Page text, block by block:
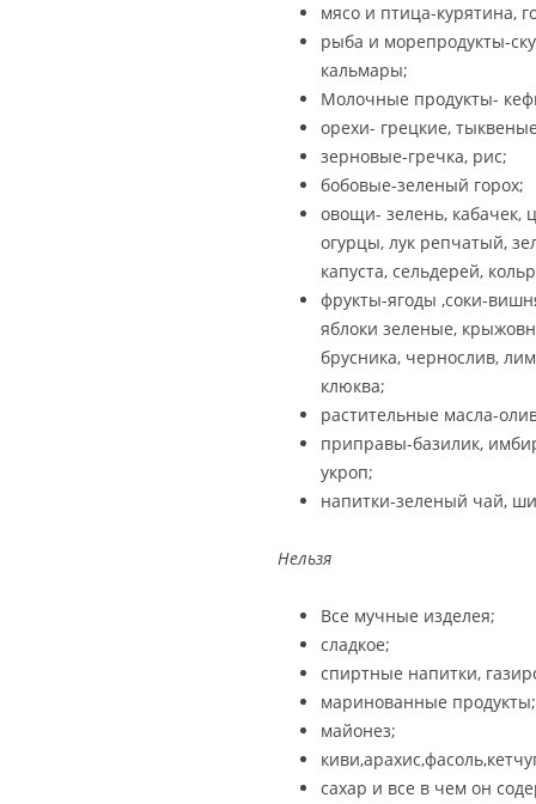
мясо и птица-курятина,
рыба и морепродукты-
кальмары;
Молочные продукты-
орехи- грецкие,
зерновые-гречка, рис;
бобовые-зеленый горох;
овощи- зелень, кабачек,
огурцы, лук репчатый,
капуста, сельдерей,
фрукты-ягоды ,соки-
яблоки зеленые,
брусника, чернослив,
клюква;
растительные масла-
приправы-базилик,
укроп;
напитки-зеленый чай,
Нельзя
Все мучные изделея;
сладкое;
спиртные напитки,
маринованные продукты;
майонез;
сахар и все в чем он